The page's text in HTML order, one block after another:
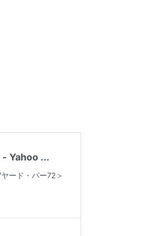
- Yahoo ...
ード・パー72＞